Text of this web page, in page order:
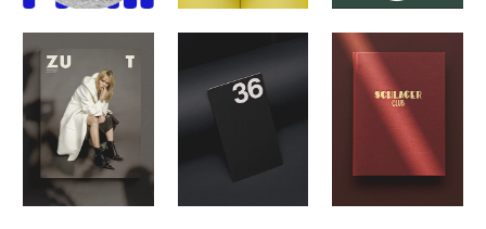
ZUT MAGAZINE 52 36 STEPHEN DOCK SCHLAGER CLUB